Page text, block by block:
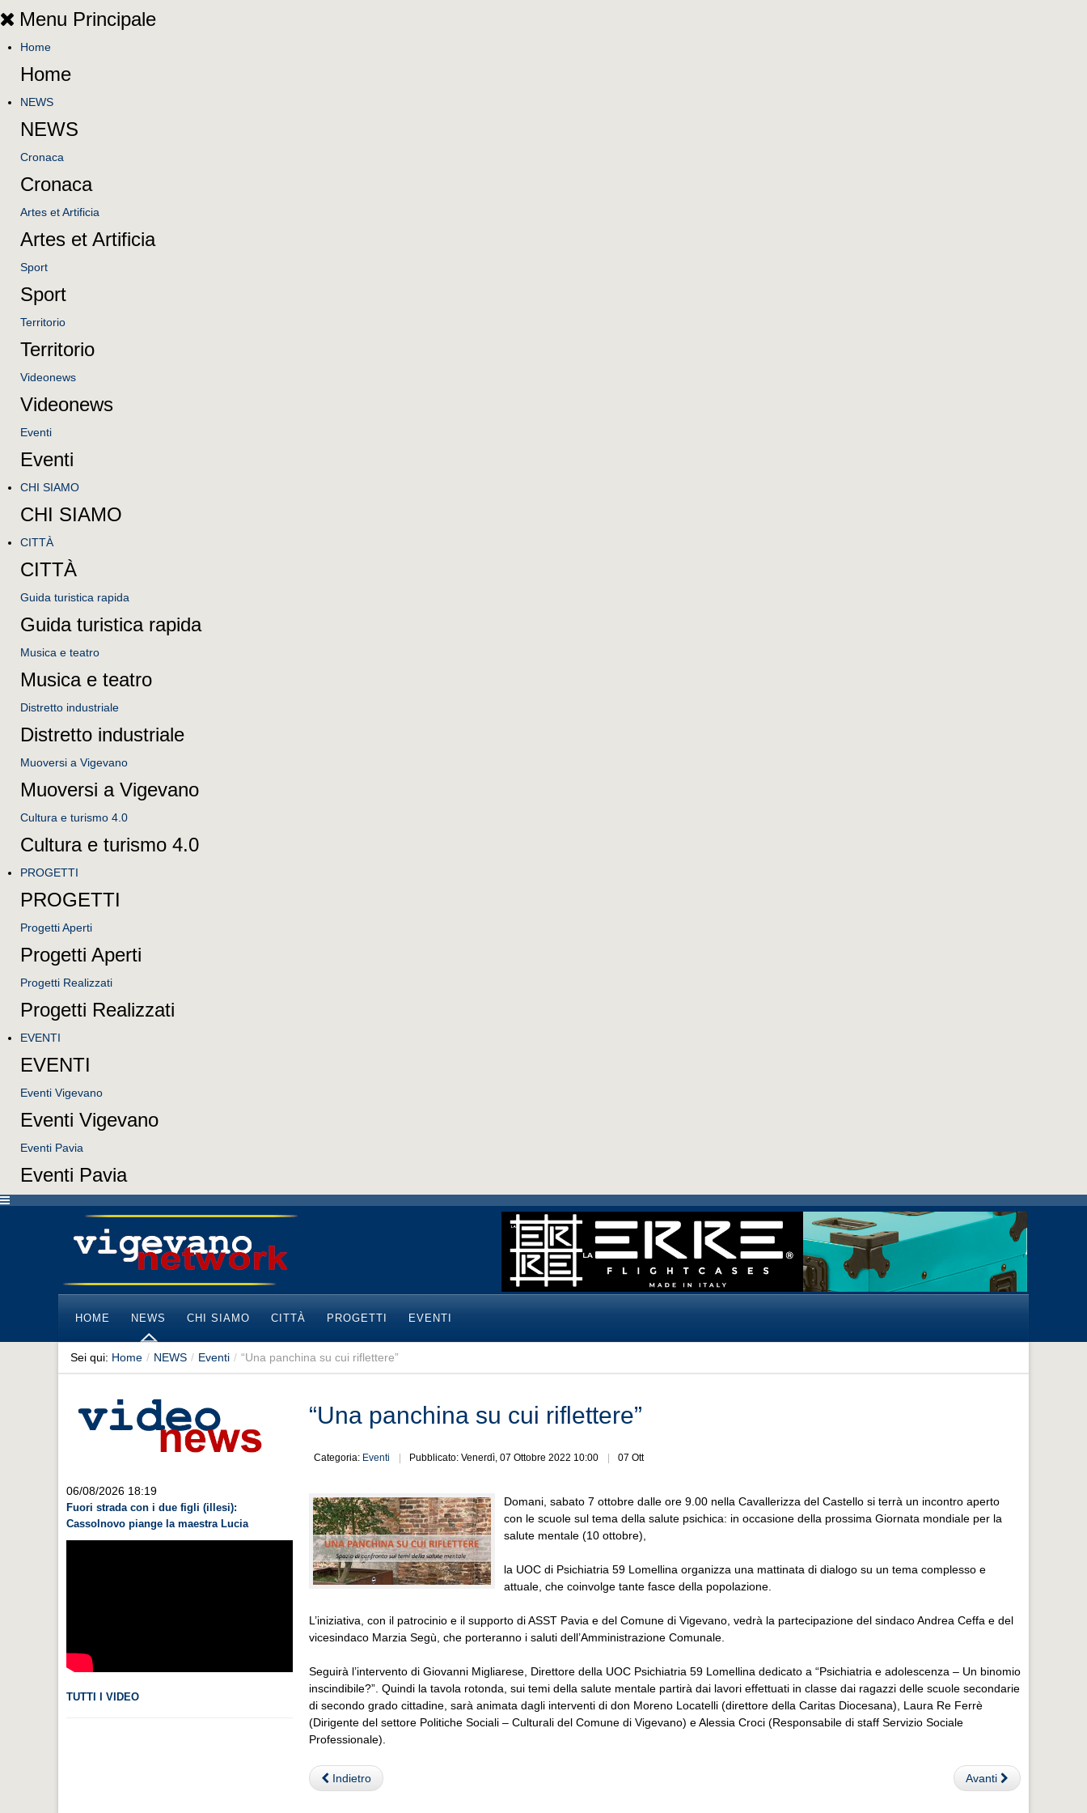
Menu Principale
Home
Home
NEWS
NEWS
Cronaca
Cronaca
Artes et Artificia
Artes et Artificia
Sport
Sport
Territorio
Territorio
Videonews
Videonews
Eventi
Eventi
CHI SIAMO
CHI SIAMO
CITTÀ
CITTÀ
Guida turistica rapida
Guida turistica rapida
Musica e teatro
Musica e teatro
Distretto industriale
Distretto industriale
Muoversi a Vigevano
Muoversi a Vigevano
Cultura e turismo 4.0
Cultura e turismo 4.0
PROGETTI
PROGETTI
Progetti Aperti
Progetti Aperti
Progetti Realizzati
Progetti Realizzati
EVENTI
EVENTI
Eventi Vigevano
Eventi Vigevano
Eventi Pavia
Eventi Pavia
HOME NEWS CHI SIAMO CITTÀ PROGETTI EVENTI
Sei qui: Home / NEWS / Eventi / “Una panchina su cui riflettere”
06/08/2026 18:19
Fuori strada con i due figli (illesi):
Cassolnovo piange la maestra Lucia
TUTTI I VIDEO
“Una panchina su cui riflettere”
Categoria: Eventi Pubblicato: Venerdì, 07 Ottobre 2022 10:00 07 Ott
Domani, sabato 7 ottobre dalle ore 9.00 nella Cavallerizza del Castello si terrà un incontro aperto
con le scuole sul tema della salute psichica: in occasione della prossima Giornata mondiale per la
salute mentale (10 ottobre),
la UOC di Psichiatria 59 Lomellina organizza una mattinata di dialogo su un tema complesso e
attuale, che coinvolge tante fasce della popolazione.
L’iniziativa, con il patrocinio e il supporto di ASST Pavia e del Comune di Vigevano, vedrà la partecipazione del sindaco Andrea Ceffa e del
vicesindaco Marzia Segù, che porteranno i saluti dell’Amministrazione Comunale.
Seguirà l’intervento di Giovanni Migliarese, Direttore della UOC Psichiatria 59 Lomellina dedicato a “Psichiatria e adolescenza – Un binomio
inscindibile?”. Quindi la tavola rotonda, sui temi della salute mentale partirà dai lavori effettuati in classe dai ragazzi delle scuole secondarie
di secondo grado cittadine, sarà animata dagli interventi di don Moreno Locatelli (direttore della Caritas Diocesana), Laura Re Ferrè
(Dirigente del settore Politiche Sociali – Culturali del Comune di Vigevano) e Alessia Croci (Responsabile di staff Servizio Sociale
Professionale).
Indietro Avanti